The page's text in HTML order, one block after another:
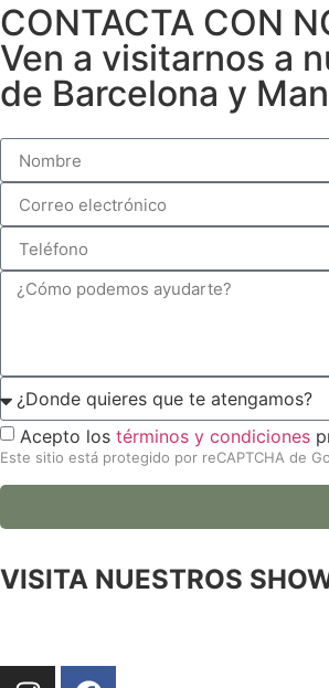
CONTACTA CON
Ven a visitarnos a
de Barcelona y
Acepto los términos y condiciones
Este sitio está protegido por reCAPTCHA de
VISITA NUESTROS